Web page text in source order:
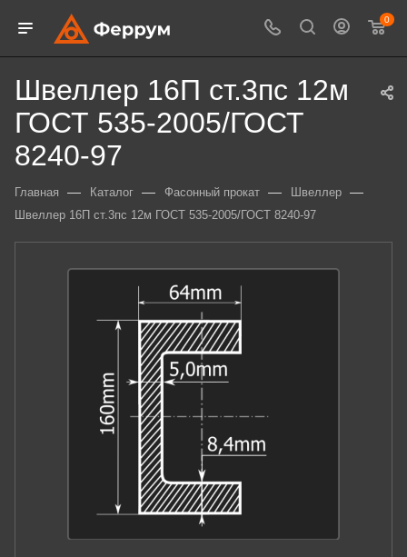
0
Швеллер 16П ст.3пс 12м
ГОСТ 535-2005/ГОСТ
8240-97
Главная — Каталог — Фасонный прокат — Швеллер —
Швеллер 16П ст.3пс 12м ГОСТ 535-2005/ГОСТ 8240-97